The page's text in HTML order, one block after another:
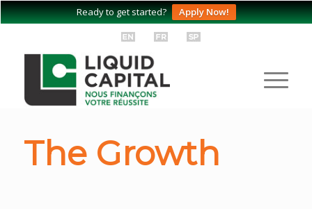
Ready to get started? Apply Now!
The Growth